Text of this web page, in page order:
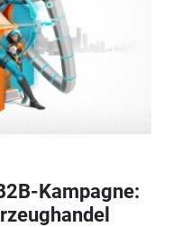
Kampagne: